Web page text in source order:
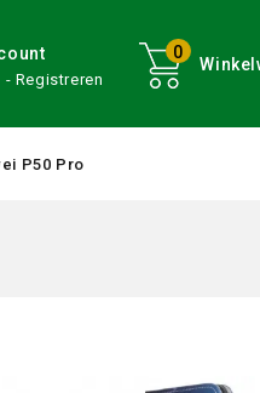
0
Registreren
P50 Pro